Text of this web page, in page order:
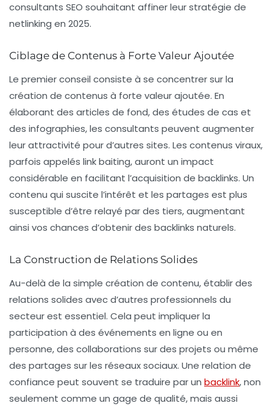
consultants SEO souhaitant affiner leurstratégie de
netlinking en 2025.
Ciblage de Contenus à Forte Valeur Ajoutée
Le premier conseil consiste à se concentrer sur la
création de contenus à forte valeur ajoutée. En
élaborant des articles de fond, des études de cas et
des infographies, les consultants peuvent augmenter
leur attractivité pour d’autres sites. Les contenus viraux,
parfois appelés link baiting, auront un impact
considérable en facilitant l’acquisition de backlinks. Un
contenu qui suscite l’intérêt et les partages est plus
susceptible d’être relayé par des tiers, augmentant
ainsi vos chances d’obtenir des backlinks naturels.
La Construction de Relations Solides
Au-delà de la simple création de contenu, établir des
relations solides avec d’autres professionnels du
secteur est essentiel. Cela peut impliquer la
participation à des événements en ligne ou en
personne, des collaborations sur des projets ou même
des partages sur les réseaux sociaux. Une relation de
confiance peut souvent se traduire par un backlink, non
seulement comme un gage de qualité, mais aussi